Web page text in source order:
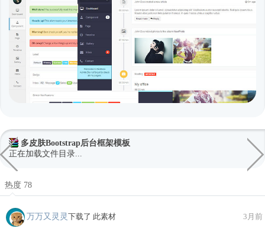
多皮肤Bootstrap后台框架模板
正在加载文件目录...
热度 78
万万又灵灵 下载了 此素材 3月前